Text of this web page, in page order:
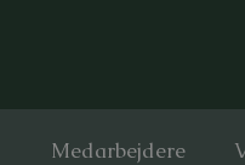
Medarbejdere